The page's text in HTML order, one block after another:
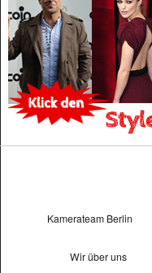
Kamerateam Berlin
Wir über uns